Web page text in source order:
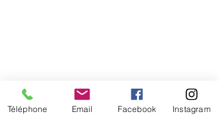
Téléphone Email Facebook Instagram